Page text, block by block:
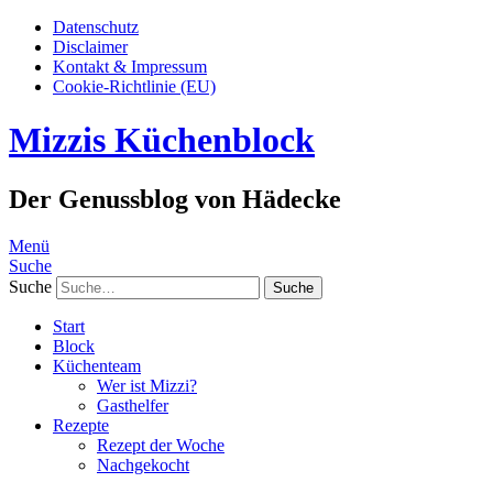
Datenschutz
Disclaimer
Kontakt & Impressum
Cookie-Richtlinie (EU)
Mizzis Küchenblock
Der Genussblog von Hädecke
Menü
Suche
Suche
Start
Block
Küchenteam
Wer ist Mizzi?
Gasthelfer
Rezepte
Rezept der Woche
Nachgekocht